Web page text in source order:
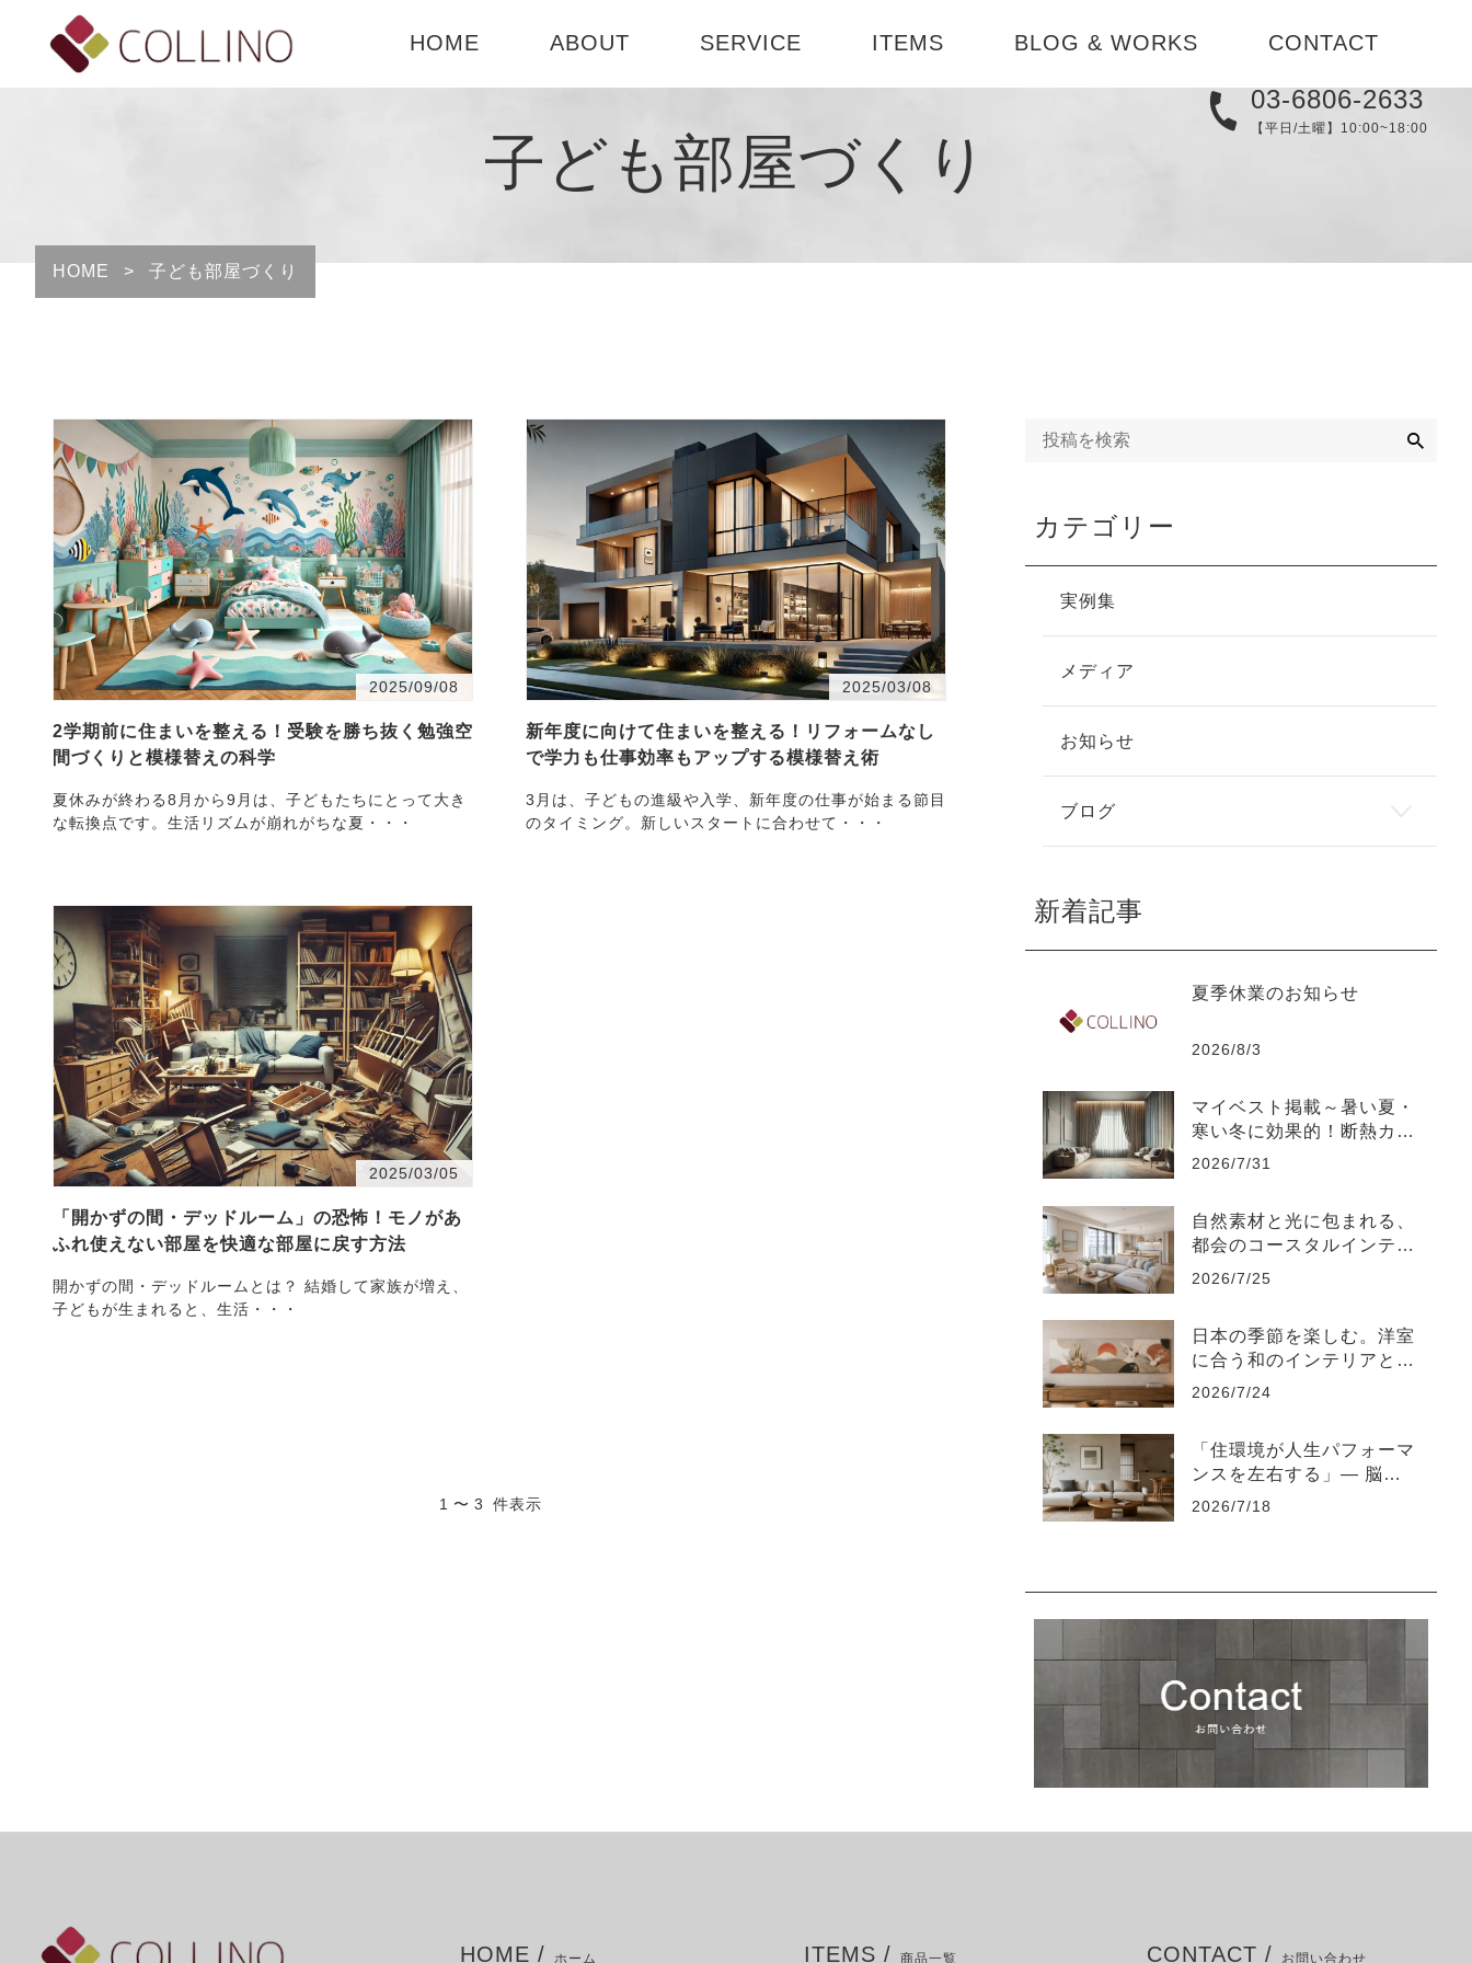
HOME ABOUT
社会活動
SERVICE
1DAY模様替え
インテリアセミナー
ITEMS
書籍
BLOG & WORKS CONTACT
03-6806-2633
【平日/土曜】10:00~18:00
子ども部屋づくり
HOME > 子ども部屋づくり
2025/09/08
2学期前に住まいを整える！受験を勝ち抜く勉強空
間づくりと模様替えの科学
夏休みが終わる8月から9月は、子どもたちにとって大き
な転換点です。生活リズムが崩れがちな夏・・・
2025/03/08
新年度に向けて住まいを整える！リフォームなし
で学力も仕事効率もアップする模様替え術
3月は、子どもの進級や入学、新年度の仕事が始まる節目
のタイミング。新しいスタートに合わせて・・・
2025/03/05
「開かずの間・デッドルーム」の恐怖！モノがあ
ふれ使えない部屋を快適な部屋に戻す方法
開かずの間・デッドルームとは？ 結婚して家族が増え、
子どもが生まれると、生活・・・
1 〜 3 件表示
カテゴリー
実例集
メディア
お知らせ
ブログ
新着記事
夏季休業のお知らせ
2026/8/3
マイベスト掲載～暑い夏・
寒い冬に効果的！断熱カー
テンのおすすめ人気ランキ
2026/7/31
自然素材と光に包まれる、
都会のコースタルインテリ
ア-江東区
2026/7/25
日本の季節を楽しむ。洋室
に合う和のインテリアと飾
り方
2026/7/24
「住環境が人生パフォーマ
ンスを左右する」― 脳を
疲れさせない“知的な住環
2026/7/18
HOME / ホーム ITEMS / 商品一覧 CONTACT / お問い合わせ